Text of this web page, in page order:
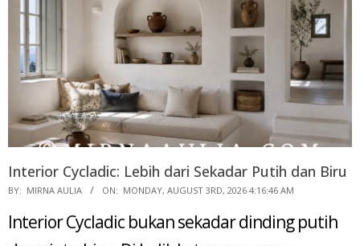
Interior Cycladic: Lebih dari Sekadar Putih dan Biru
2026-
03
BY: MIRNA AULIA ON: MONDAY, AUGUST 3RD, 2026 4:16:46 AM
Interior Cycladic bukan sekadar dinding putih